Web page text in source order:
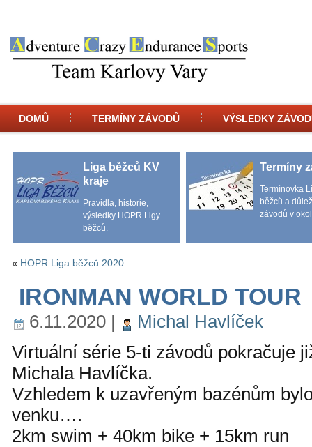
DOMŮ TERMÍNY ZÁVODŮ VÝSLEDKY
Liga běžců KV
kraje
Pravidla, historie,
výsledky HOPR Ligy
běžců.
Termíny
Termínovka
běžců a
závodů v
« HOPR Liga běžců 2020
IRONMAN WORLD TOUR
6.11.2020 |
Michal Havlíček
Virtuální série 5-ti závodů pokračuje
Michala Havlíčka.
Vzhledem k uzavřeným bazénům
venku….
2km swim + 40km bike + 15km run